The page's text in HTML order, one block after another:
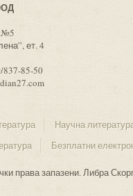
№5
ет. 4
837-85-50
Научна
Безплатни
права запазени. Либра